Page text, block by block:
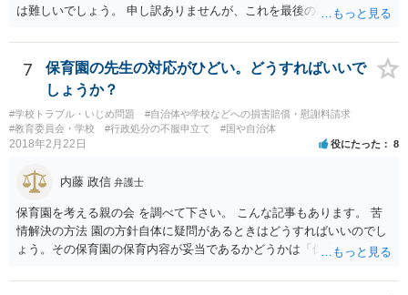
う。 問題は、証書そのものではなく、在学中に何らかの問題を起こし
は難しいでしょう。 申し訳ありませんが、これを最後の返信としま
7
保育園の先生の対応がひどい。どうすればいいで
しょうか？
#学校トラブル・いじめ問題
#自治体や学校などへの損害賠償・慰謝料請求
#教育委員会・学校
#行政処分の不服申立て #国や自治体
2018年2月22日 役にたった 8
内藤 政信 弁護士
保育園を考える親の会 を調べて下さい。 こんな記事もあります。 苦
情解決の方法 園の方針自体に疑問があるときはどうすればいいのでし
ょう。その保育園の保育内容が妥当であるかどうかは「保育所保育指
だけで問題が解決できずにこじれた時には、苦情を文書にして保育園